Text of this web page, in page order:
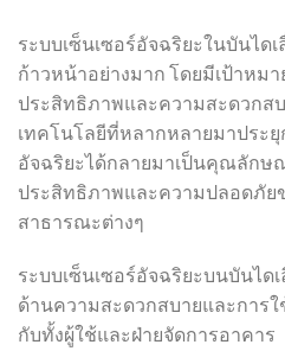
ระบบเซ็นเซอร์อัจฉริยะในบันได
ก้าวหน้าอย่างมาก โดยมีเป้าหม
ประสิทธิภาพและความสะดวกส
เทคโนโลยีที่หลากหลายมาประยุ
อัจฉริยะได้กลายมาเป็นคุณลักษ
ประสิทธิภาพและความปลอดภัย
สาธารณะต่างๆ
ระบบเซ็นเซอร์อัจฉริยะบนบันไ
ด้านความสะดวกสบายและการ
กับทั้งผู้ใช้และฝ่ายจัดการอาคาร